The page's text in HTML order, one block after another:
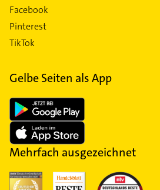
Facebook
Pinterest
TikTok
Gelbe Seiten als App
Mehrfach ausgezeichnet